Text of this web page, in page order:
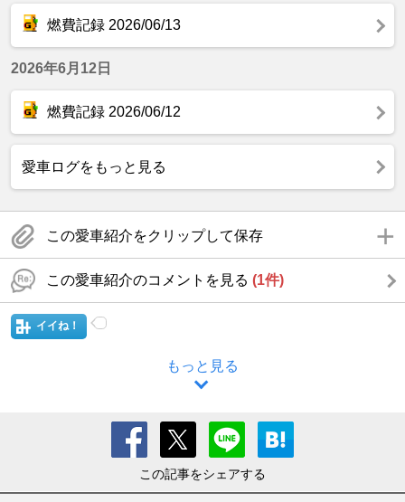
燃費記録 2026/06/13
2026年6月12日
燃費記録 2026/06/12
愛車ログをもっと見る
この愛車紹介をクリップして保存
この愛車紹介のコメントを見る (1件)
イイね！
もっと見る
この記事をシェアする